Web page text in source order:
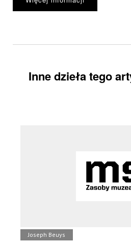
Inne dzieła tego
Joseph Beuys